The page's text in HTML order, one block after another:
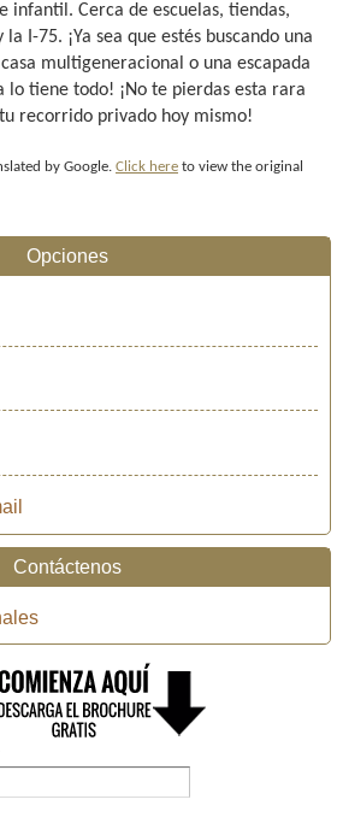
infantil. Cerca de escuelas, tiendas,
I-75. ¡Ya sea que estés buscando una
multigeneracional o una escapada
lo tiene todo! ¡No te pierdas esta rara
recorrido privado hoy mismo!
by Google. Click here to view the original
Opciones
Contáctenos